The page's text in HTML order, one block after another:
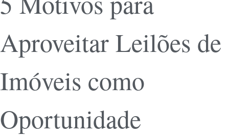
Aproveitar Leilões de
Imóveis como
Oportunidade